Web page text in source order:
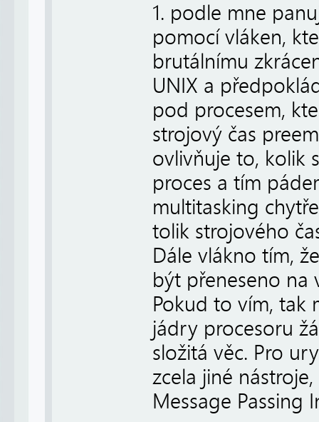
1. podle mne
pomocí vláken,
brutálnímu
UNIX a
pod procesem,
strojový čas
ovlivňuje to, kolik
proces a tím
multitasking
tolik strojového
Dále vlákno tím,
být přeneseno na
Pokud to vím, tak
jádry procesoru
složitá věc. Pro
zcela jiné
Message Passing